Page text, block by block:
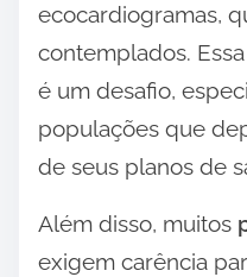
ecocardiogramas,
contemplados.
é um desafio,
populações que
de seus planos de
Além disso, muitos
exigem carência